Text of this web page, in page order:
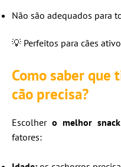
Não são adequados para
💡 Perfeitos para cães
Como saber que
cão precisa?
Escolher o melhor
fatores: